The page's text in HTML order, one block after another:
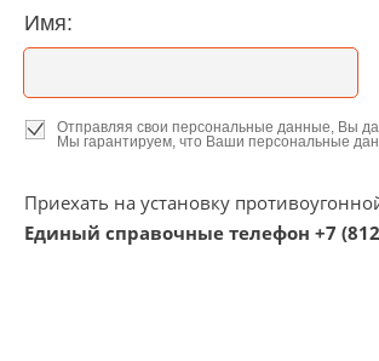
Имя:
Отправляя свои персональные данные, Вы
Мы гарантируем, что Ваши персональные
Приехать на установку
Единый справочные телефон +7